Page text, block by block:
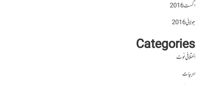
اگست 2016
جولائی 2016
Categories
اختلافی نوٹ
ادبیات